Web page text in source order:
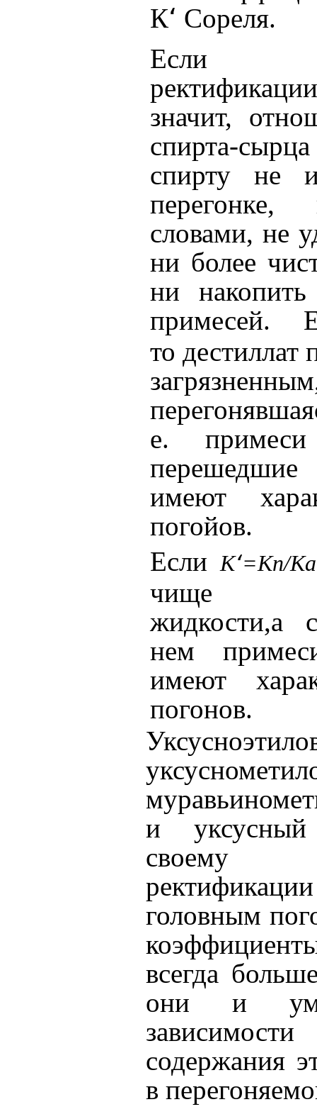
К‘ Сореля.
Если
ректификации
значит,
спирта-
спирту не
словами, не
ни более
ни
примесей.
то дестиллат
е. примеси
имеют
погойов.
Если К‘=Kn/
чище
жидкости,а
нем
имеют
погонов.
и
своему
головным
всегда
они и
содержания
в